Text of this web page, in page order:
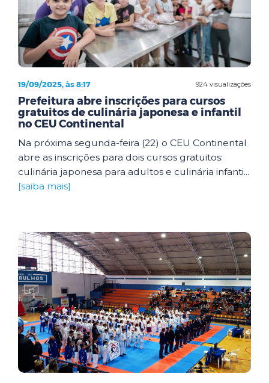
924 visualizações
19/09/2025, às 8:17
Prefeitura abre inscrições para cursos
gratuitos de culinária japonesa e infantil
no CEU Continental
Na próxima segunda-feira (22) o CEU Continental
abre as inscrições para dois cursos gratuitos:
culinária japonesa para adultos e culinária infanti...
[saiba mais]